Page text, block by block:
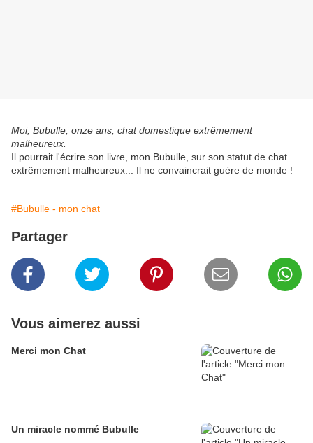
Moi, Bubulle, onze ans, chat domestique extrêmement
malheureux.
Il pourrait l'écrire son livre, mon Bubulle, sur son statut de chat
extrêmement malheureux... Il ne convaincrait guère de monde !
#Bubulle - mon chat
Partager
Vous aimerez aussi
Merci mon Chat
Un miracle nommé Bubulle